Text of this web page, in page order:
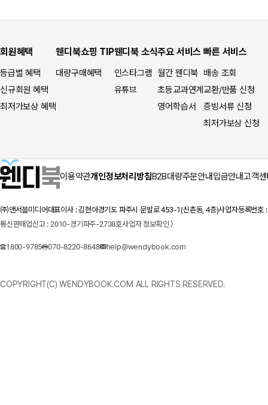
회원혜택
등급별 혜택
신규회원 혜택
최저가보상 혜택
웬디북쇼핑 TIP
대량구매혜택
웬디북 소식
인스타그램
유튜브
주요 서비스
월간 웬디북
초등교과연계
영어학습서
빠른 서비스
배송 조회
교환/반품 신청
증빙서류 신청
최저가보상 신청
이용약관개인정보처리방침B2B대량주문안내입금안내고객
㈜앤서블미디어대표이사 : 김현아경기도 파주시 문발로 453-1(신촌동, 4층)사업자등록번
통신판매업신고 : 2010-경기파주-2738호사업자 정보확인 〉
1800-9785 070-8220-8648 help@wendybook.com
COPYRIGHT(C) WENDYBOOK.COM ALL RIGHTS RESERVED.